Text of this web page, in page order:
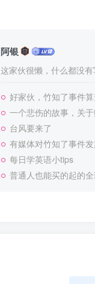
阿银
这家伙很懒，什么都没
好家伙，竹知了事件
一个悲伤的故事，关于
台风要来了
有媒体对竹知了事件
每日学英语小tips
普通人也能买的起的